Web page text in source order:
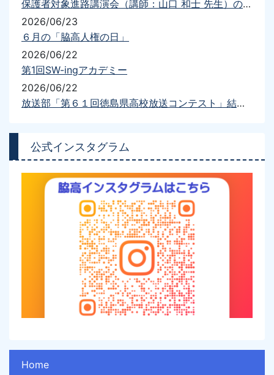
公式インスタグラム
Home
保護者対象進路講演会（講師：山口 和士 先生）の開催について
2026/06/23
６月の「脇高人権の日」
2026/06/22
第1回SW-ingアカデミー
2026/06/22
放送部「第６１回徳島県高校放送コンテスト」結果報告